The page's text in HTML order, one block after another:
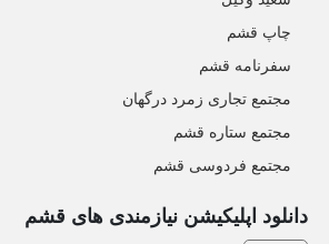
چاپ قشم
سفرنامه قشم
مجتمع تجاری زمرد درگهان
مجتمع ستاره قشم
مجتمع فردوسی قشم
دانلود اپلیکیشن نیازمندی های قشم